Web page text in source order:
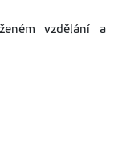
vzdělání a